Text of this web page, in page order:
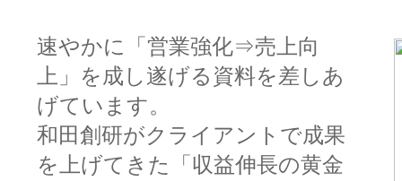
速やかに「営業強化⇒売上向
上」を成し遂げる資料を差しあ
げています。
和田創研がクライアントで成果
を上げてきた「収益伸長の黄金